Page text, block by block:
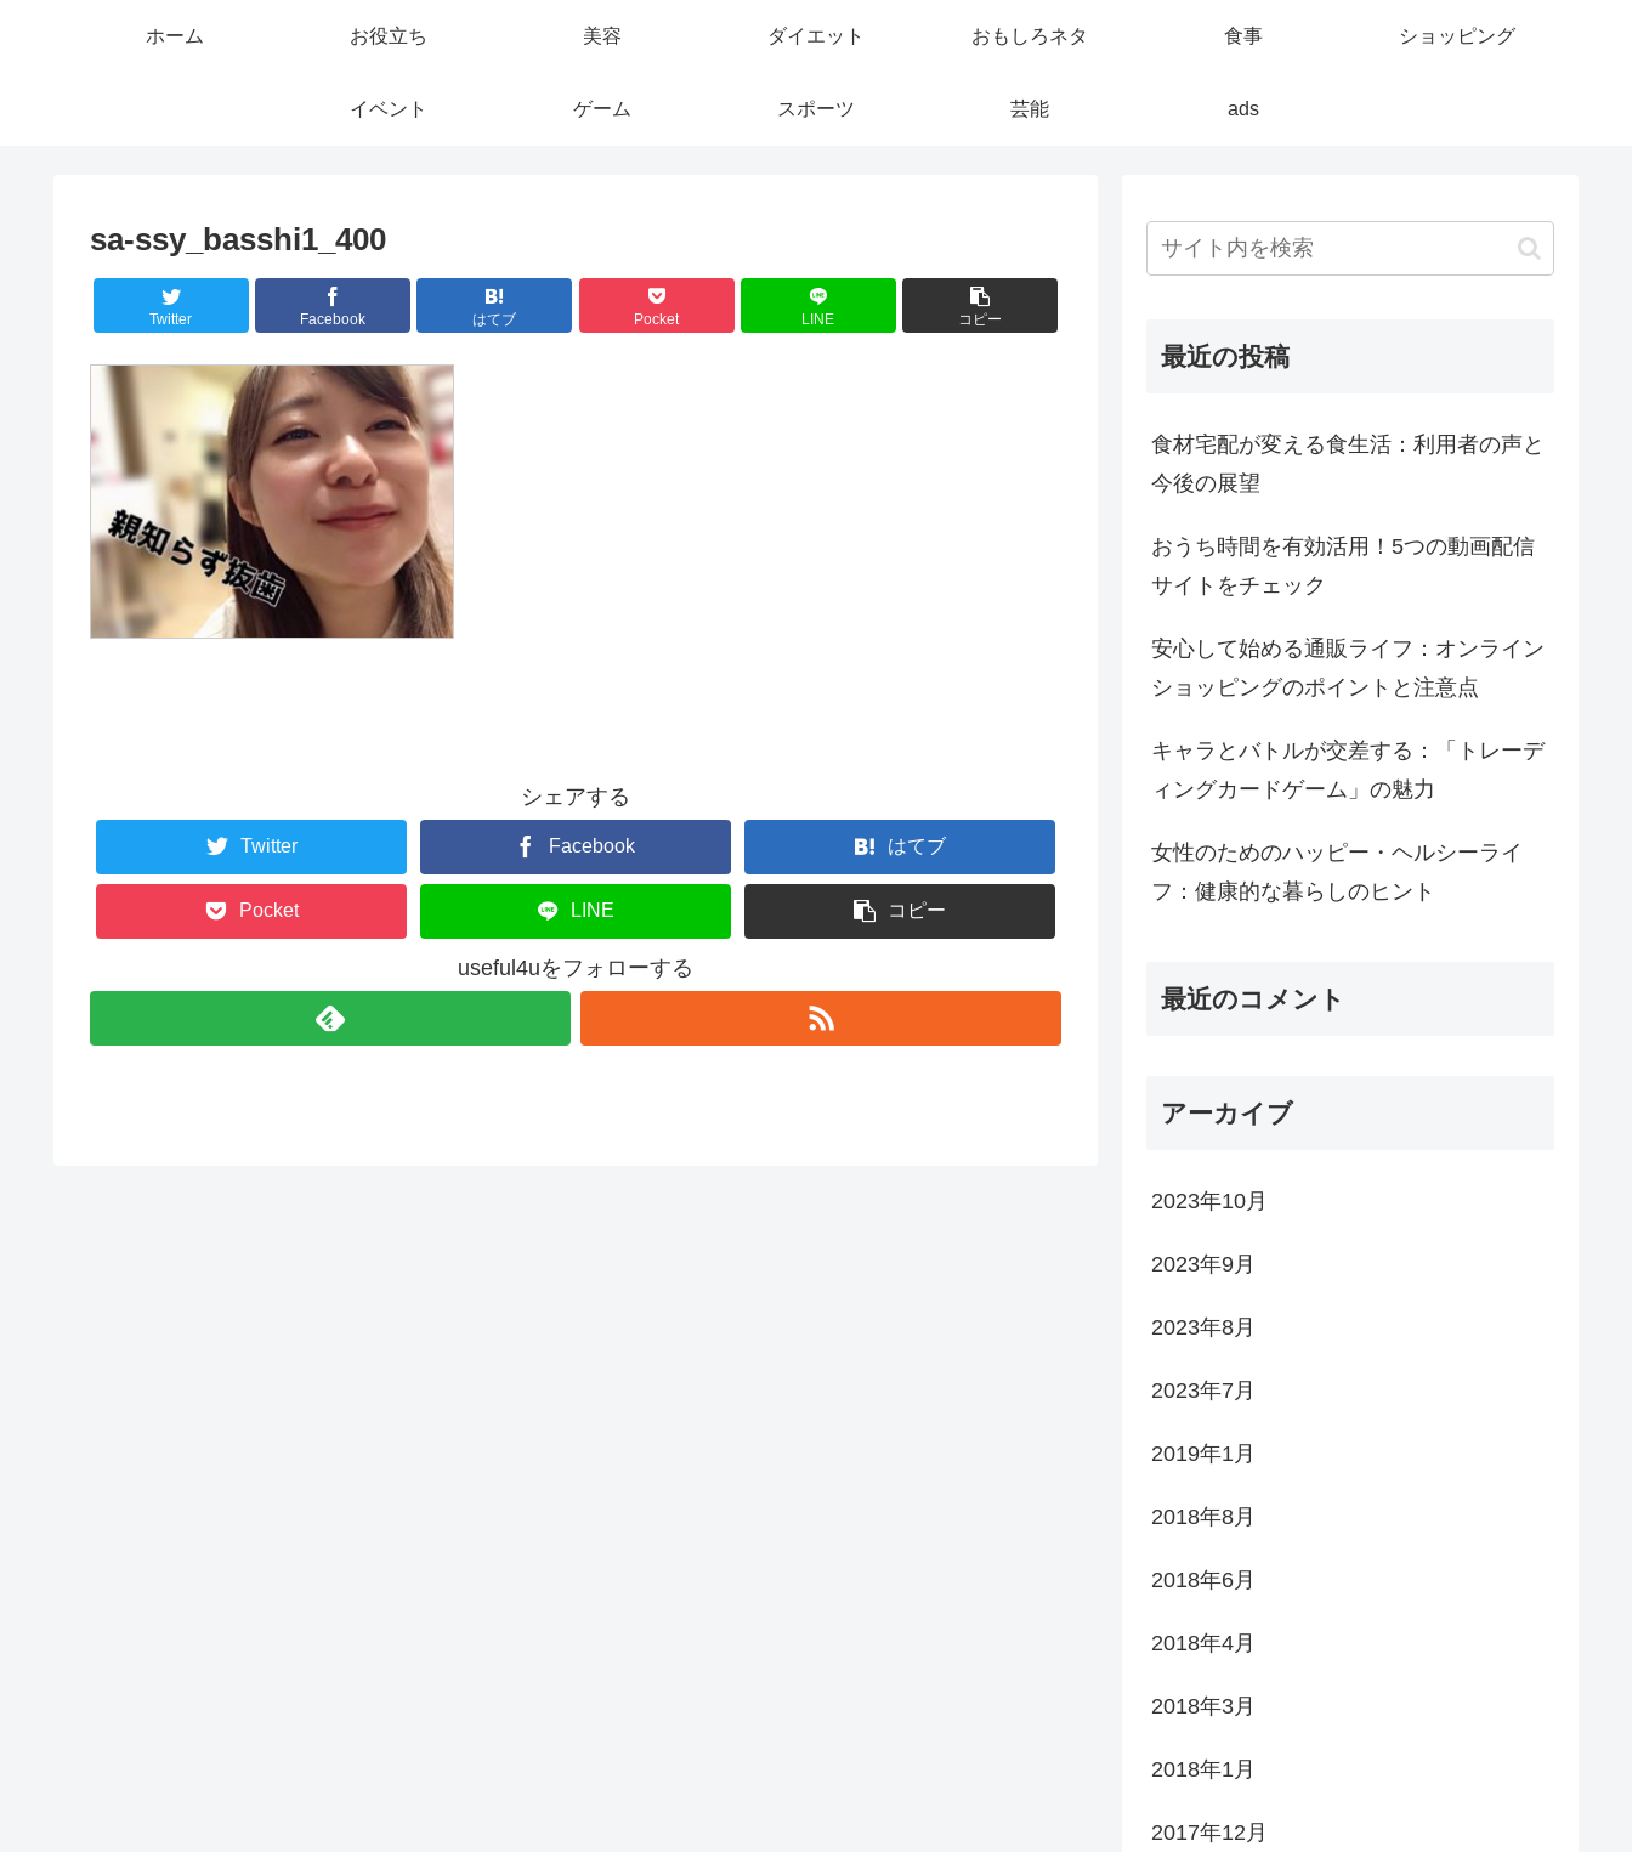
ホーム お役立ち 美容 ダイエット おもしろネタ 食事 ショッピング
イベント ゲーム スポーツ 芸能 ads
sa-ssy_basshi1_400
Twitter Facebook はてブ Pocket LINE コピー
シェアする
Twitter Facebook はてブ
Pocket LINE コピー
useful4uをフォローする
最近の投稿
食材宅配が変える食生活：利用者の声と
今後の展望
おうち時間を有効活用！5つの動画配信
サイトをチェック
安心して始める通販ライフ：オンライン
ショッピングのポイントと注意点
キャラとバトルが交差する：「トレーデ
ィングカードゲーム」の魅力
女性のためのハッピー・ヘルシーライ
フ：健康的な暮らしのヒント
最近のコメント
アーカイブ
2023年10月
2023年9月
2023年8月
2023年7月
2019年1月
2018年8月
2018年6月
2018年4月
2018年3月
2018年1月
2017年12月